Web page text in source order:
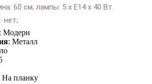
60 см; лампы: 5 х Е14 х 40 Вт.
нет;
p17406-
: Модерн
: Металл
На планку